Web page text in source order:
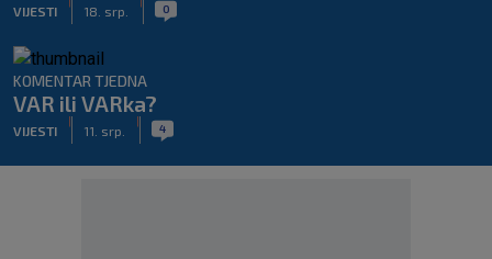
VIJESTI 18. srp. 0
KOMENTAR TJEDNA
VAR ili VARka?
VIJESTI 11. srp. 4